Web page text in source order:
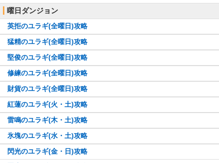
曜日ダンジョン
英拒のユラギ(全曜日)攻略
猛精のユラギ(全曜日)攻略
堅俊のユラギ(全曜日)攻略
修練のユラギ(全曜日)攻略
財貨のユラギ(全曜日)攻略
紅蓮のユラギ(火・土)攻略
雷鳴のユラギ(木・土)攻略
氷塊のユラギ(水・土)攻略
閃光のユラギ(金・日)攻略